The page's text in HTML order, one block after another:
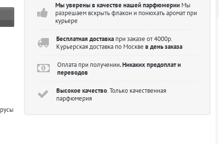
Мы уверены в качестве нашей парфюмерииМы
разрешаем вскрыть флакон и понюхать аромат при
курьере
Бесплатная доставкапри заказе от 4000р.
Курьерская доставка по Москве в день заказа
Оплата при получении. Никаких предоплат и
переводов
Высокое качество. Только качественная
парфюмерия